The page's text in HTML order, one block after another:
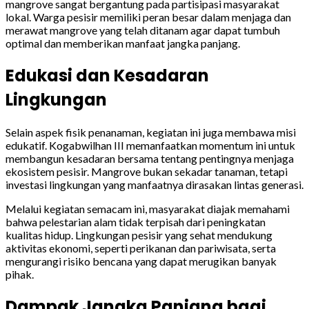
mangrove sangat bergantung pada partisipasi masyarakat
lokal. Warga pesisir memiliki peran besar dalam menjaga dan
merawat mangrove yang telah ditanam agar dapat tumbuh
optimal dan memberikan manfaat jangka panjang.
Edukasi dan Kesadaran
Lingkungan
Selain aspek fisik penanaman, kegiatan ini juga membawa misi
edukatif. Kogabwilhan III memanfaatkan momentum ini untuk
membangun kesadaran bersama tentang pentingnya menjaga
ekosistem pesisir. Mangrove bukan sekadar tanaman, tetapi
investasi lingkungan yang manfaatnya dirasakan lintas generasi.
Melalui kegiatan semacam ini, masyarakat diajak memahami
bahwa pelestarian alam tidak terpisah dari peningkatan
kualitas hidup. Lingkungan pesisir yang sehat mendukung
aktivitas ekonomi, seperti perikanan dan pariwisata, serta
mengurangi risiko bencana yang dapat merugikan banyak
pihak.